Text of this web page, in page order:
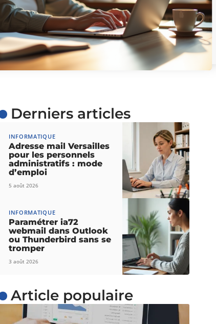
Derniers articles
INFORMATIQUE
Adresse mail Versailles
pour les personnels
administratifs : mode
d’emploi
5 août 2026
INFORMATIQUE
Paramétrer ia72
webmail dans Outlook
ou Thunderbird sans se
tromper
3 août 2026
Article populaire